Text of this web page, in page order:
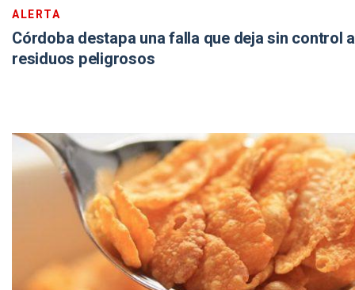
ALERTA
Córdoba destapa una falla que deja sin control
residuos peligrosos